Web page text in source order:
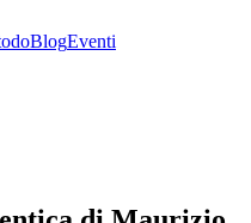
BlogEventi